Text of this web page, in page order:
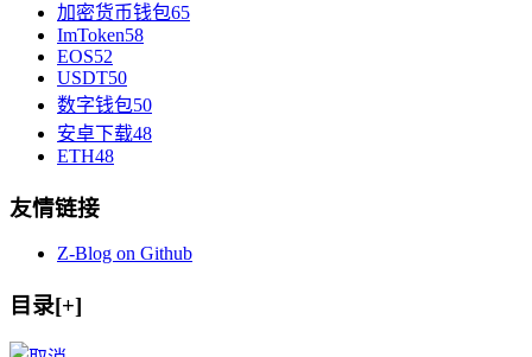
加密货币钱包65
ImToken58
EOS52
USDT50
数字钱包50
安卓下载48
ETH48
友情链接
Z-Blog on Github
目录[+]